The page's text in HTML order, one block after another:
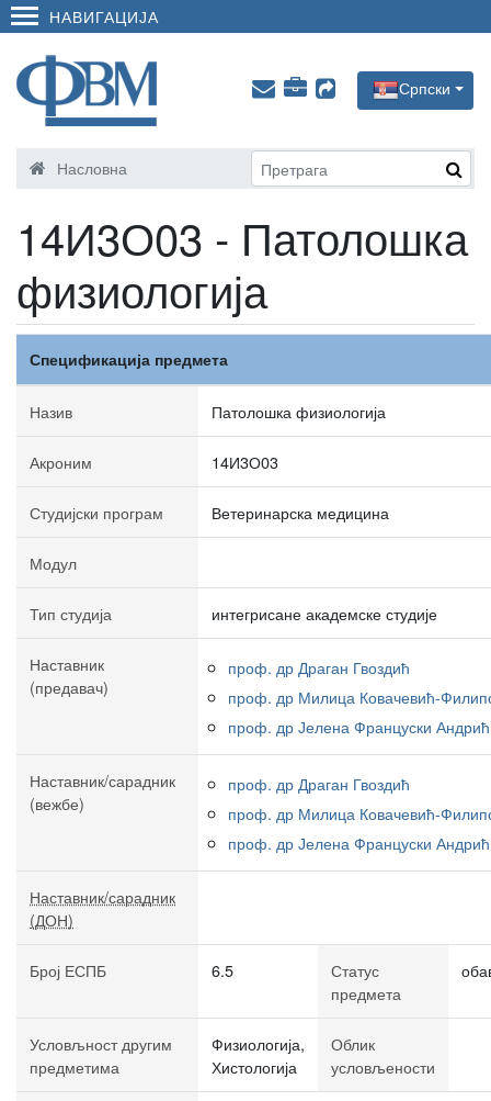
НАВИГАЦИЈА
Српски
Насловна
14И3О03 - Патолошка
физиологија
Спецификација предмета
Назив Патолошка физиологија
Акроним 14И3О03
Студијски програм Ветеринарска медицина
Модул
Тип студија интегрисане академске студије
Наставник
(предавач)
проф. др Драган Гвоздић
проф. др Милица Ковачевић-
проф. др Јелена Француски Андрић
Наставник/сарадник
(вежбе)
проф. др Драган Гвоздић
проф. др Милица Ковачевић-
проф. др Јелена Француски Андрић
Наставник/сарадник
(ДОН)
Број ЕСПБ 6.5
Статус
предмета
Условљност другим
предметима
Физиологија,
Хистологија
Облик
условљености